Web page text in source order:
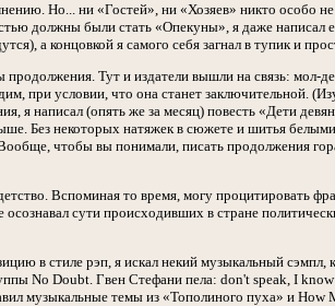
Но... ни «Гостей», ни «Хозяев» никто особо
должны были стать «Опекуны», я даже написал
а концовкой я самого себя загнал в тупик и
Тут и издатели вышли на связь: мол-
при условии, что она станет заключительной.
я написал (опять же за месяц) повесть «Дети
Без некоторых натяжек в сюжете и шитья
чтобы вы понимали, писать продолжения
Вспоминая то время, могу процитировать
сути происходивших в стране
в стиле рэп, я искал некий музыкальный
No Doubt. Гвен Стефани пела: don't speak, I
музыкальные темы из «Тополиного пуха» и